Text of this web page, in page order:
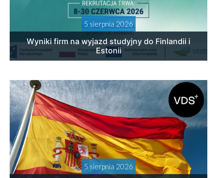
5 sierpnia 2026
Wyniki firm na wyjazd studyjny do Finlandii i
Estonii
5 sierpnia 2026